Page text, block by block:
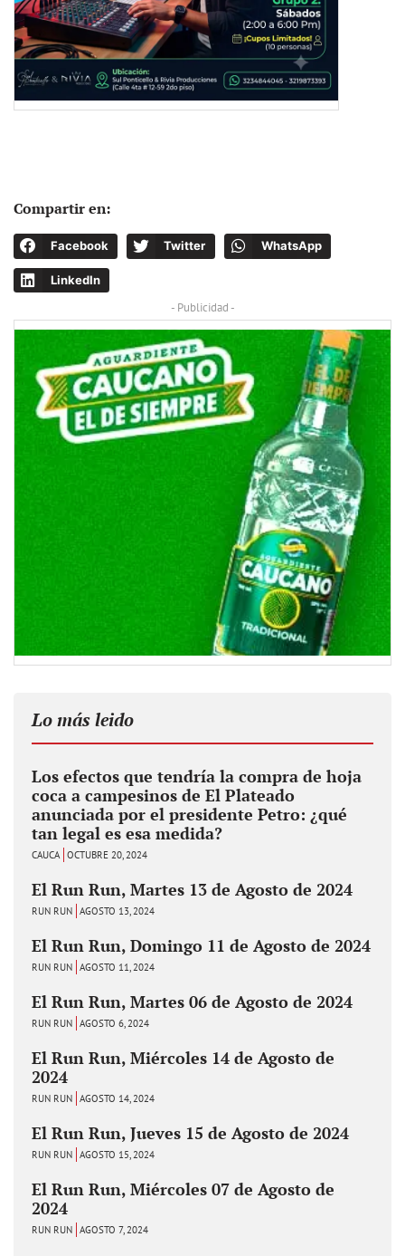
Compartir en:
Facebook Twitter WhatsApp
LinkedIn
- Publicidad -
Lo más leido
Los efectos que tendría la compra de hoja
coca a campesinos de El Plateado
anunciada por el presidente Petro: ¿qué
tan legal es esa medida?
CAUCA OCTUBRE 20, 2024
El Run Run, Martes 13 de Agosto de 2024
RUN RUN AGOSTO 13, 2024
El Run Run, Domingo 11 de Agosto de 2024
RUN RUN AGOSTO 11, 2024
El Run Run, Martes 06 de Agosto de 2024
RUN RUN AGOSTO 6, 2024
El Run Run, Miércoles 14 de Agosto de
2024
RUN RUN AGOSTO 14, 2024
El Run Run, Jueves 15 de Agosto de 2024
RUN RUN AGOSTO 15, 2024
El Run Run, Miércoles 07 de Agosto de
2024
RUN RUN AGOSTO 7, 2024